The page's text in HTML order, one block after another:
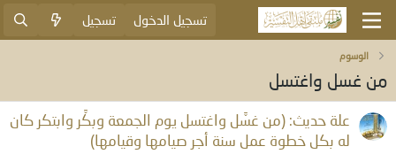
تسجيل الدخول تسجيل
الوسوم
من غسل واغتسل
علة حديث: (من غسَّل واغتسل يوم الجمعة وبكَّر وابتكر كان
له بكل خطوة عمل سنة أجر صيامها وقيامها)